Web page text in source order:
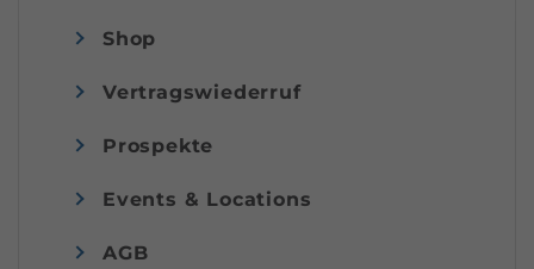
Shop
Vertragswiederruf
Prospekte
Events & Locations
AGB